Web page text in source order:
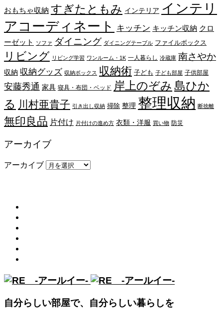
おもちゃ収納 すぎたともみ インテリア インテリ
アコーディネート キッチン キッチン収納 クロ
ーゼット
ソファ ダイニング ダイニングテーブル ファイルボックス
リビング リビング学習 ワンルーム・1K 一人暮らし 冷蔵庫 南さやか
収納 収納グッズ 収納ボックス 収納術 子ども 子ども部屋 子供部屋
安藤秀通 家具 寝具・布団・ベッド 岸上のぞみ 島ひか
る 川村亜貴子 引き出し収納 掃除 整理 整理収納 断捨離
無印良品 片付け 片付けの進め方 衣類・洋服 買い物 防災
アーカイブ
アーカイブ
自分らしい部屋で、自分らしい暮らしを